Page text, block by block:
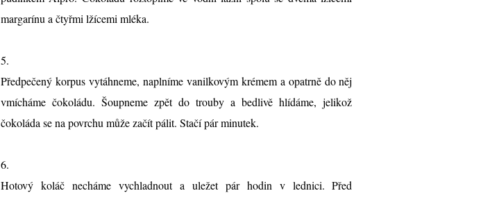
margarínu a čtyřmi lžícemi mléka.
5.
Předpečený korpus vytáhneme, naplníme vanilkovým krémem a opatrně do něj
vmícháme čokoládu. Šoupneme zpět do trouby a bedlivě hlídáme, jelikož
čokoláda se na povrchu může začít pálit. Stačí pár minutek.
6.
Hotový koláč necháme vychladnout a uležet pár hodin v lednici. Před